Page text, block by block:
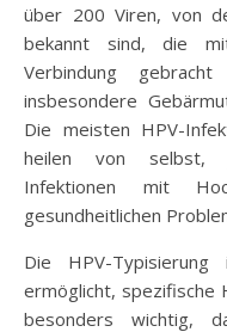
über 200 Viren, von
bekannt sind, die
Verbindung
insbesondere
Die meisten HPV-
heilen von selbst,
Infektionen mit
gesundheitlichen
Die HPV-
ermöglicht, spezifische
besonders wichtig,